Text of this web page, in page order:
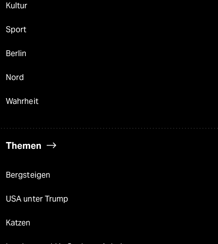
Kultur
Sport
Berlin
Nord
Wahrheit
Themen
Bergsteigen
USA unter Trump
Katzen